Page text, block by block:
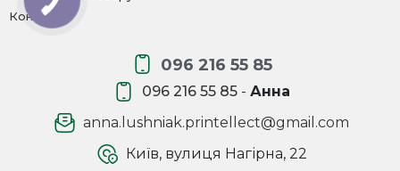
Контакти
096 216 55 85
096 216 55 85 - Анна
anna.lushniak.printellect@gmail.com
Київ, вулиця Нагірна, 22